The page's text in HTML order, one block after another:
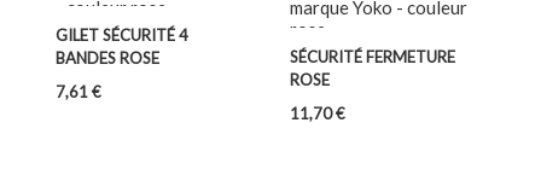
GILET SÉCURITÉ 4
BANDES ROSE
Prix
7,61 €
SÉCURITÉ FERMETURE
ROSE
Prix
11,70 €